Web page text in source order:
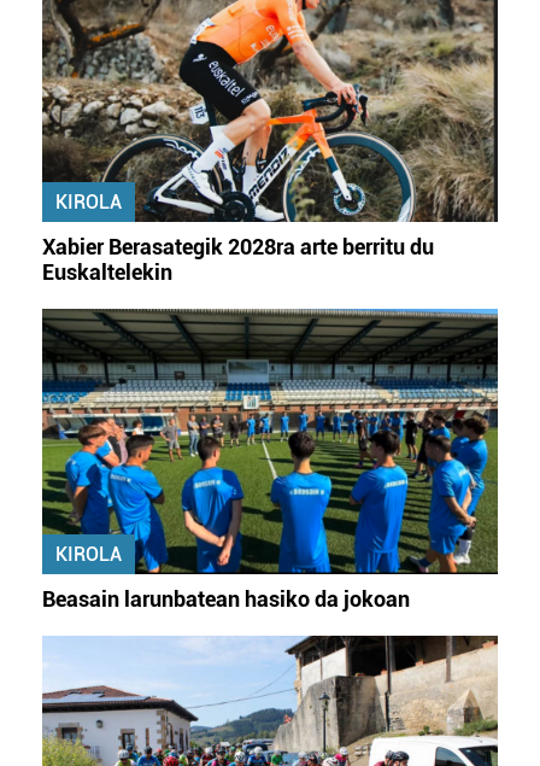
KIROLA
Xabier Berasategik 2028ra arte berritu du
Euskaltelekin
KIROLA
Beasain larunbatean hasiko da jokoan